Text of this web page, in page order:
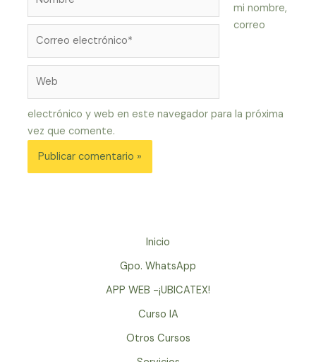
electrónico*
mi nombre,
correo
electrónico y web en este navegador para la próxima
vez que comente.
Inicio
Gpo. WhatsApp
APP WEB -¡UBICATEX!
Curso IA
Otros Cursos